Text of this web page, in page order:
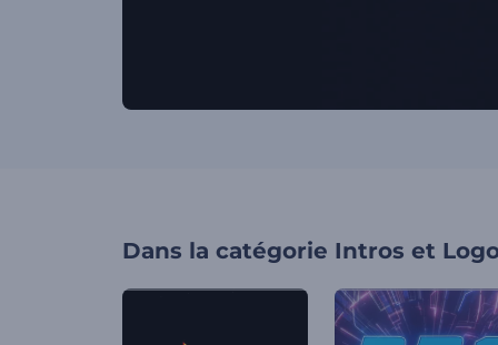
Dans la catégorie Intros et